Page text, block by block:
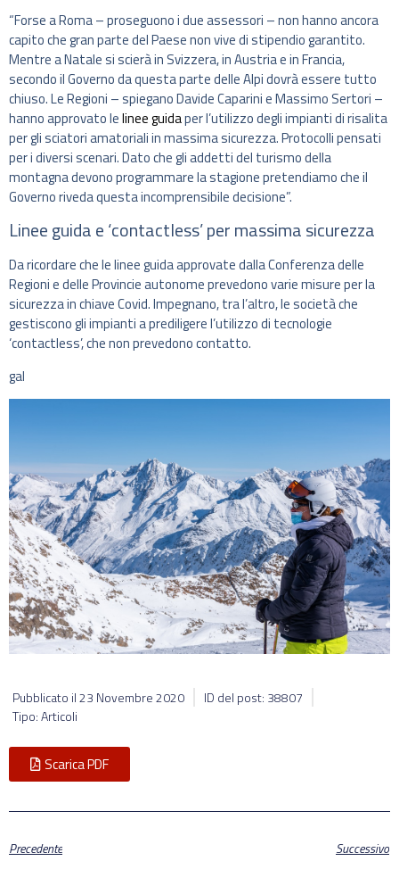
“Forse a Roma – proseguono i due assessori – non hanno ancora
capito che gran parte del Paese non vive di stipendio garantito.
Mentre a Natale si scierà in Svizzera, in Austria e in Francia,
secondo il Governo da questa parte delle Alpi dovrà essere tutto
chiuso. Le Regioni – spiegano Davide Caparini e Massimo Sertori –
hanno approvato lelinee guidaper l’utilizzo degli impianti di risalita
per gli sciatori amatoriali in massima sicurezza. Protocolli pensati
per i diversi scenari. Dato che gli addetti del turismo della
montagna devono programmare la stagione pretendiamo che il
Governo riveda questa incomprensibile decisione”.
Linee guida e ‘contactless’ per massima sicurezza
Da ricordare che le linee guida approvate dalla Conferenza delle
Regioni e delle Provincie autonome prevedono varie misure per la
sicurezza in chiave Covid. Impegnano, tra l’altro, le società che
gestiscono gli impianti a prediligere l’utilizzo di tecnologie
‘contactless’, che non prevedono contatto.
gal
Pubblicato il23 Novembre 2020
ID del post: 38807
Tipo: Articoli
Scarica PDF
Precedente Successivo